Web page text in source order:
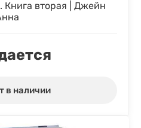
Книга вторая | Джейн
в наличии